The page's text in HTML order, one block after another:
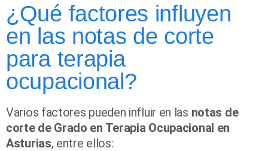
¿Qué factores influyen
en las notas de corte
para terapia
ocupacional?
Varios factores pueden influir en las notas de
corte de Grado en Terapia Ocupacional en
Asturias, entre ellos: